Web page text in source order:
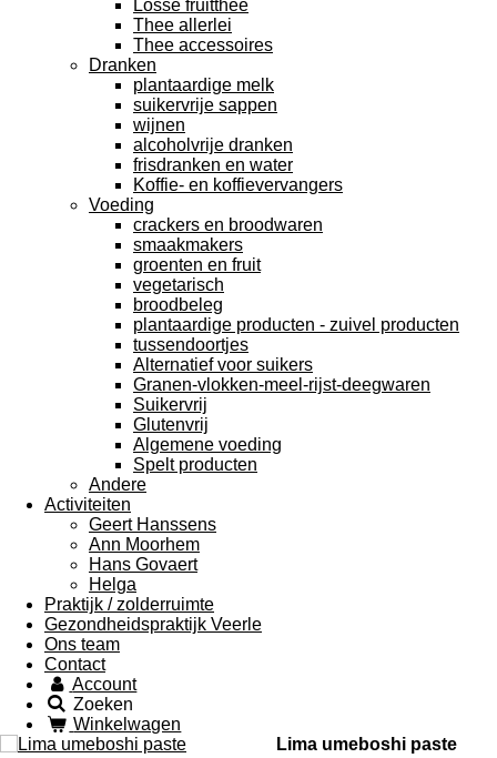
Losse fruitthee
Thee allerlei
Thee accessoires
Dranken
plantaardige melk
suikervrije sappen
wijnen
alcoholvrije dranken
frisdranken en water
Koffie- en koffievervangers
Voeding
crackers en broodwaren
smaakmakers
groenten en fruit
vegetarisch
broodbeleg
plantaardige producten - zuivel producten
tussendoortjes
Alternatief voor suikers
Granen-vlokken-meel-rijst-deegwaren
Suikervrij
Glutenvrij
Algemene voeding
Spelt producten
Andere
Activiteiten
Geert Hanssens
Ann Moorhem
Hans Govaert
Helga
Praktijk / zolderruimte
Gezondheidspraktijk Veerle
Ons team
Contact
Account
Zoeken
Winkelwagen
Lima umeboshi paste